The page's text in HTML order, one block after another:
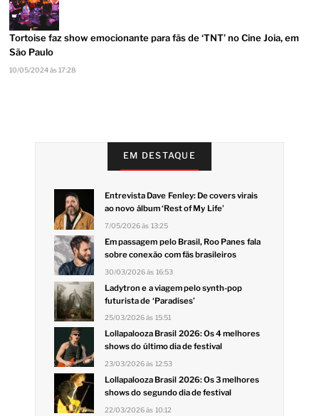
Tortoise faz show emocionante para fãs de ‘TNT’ no Cine Joia, em
São Paulo
10/05/2024 às 17:28
EM DESTAQUE
Entrevista Dave Fenley: De covers virais
ao novo álbum ‘Rest of My Life’
7/05/2026 às 13:25
Em passagem pelo Brasil, Roo Panes fala
sobre conexão com fãs brasileiros
30/03/2026 às 16:53
Ladytron e a viagem pelo synth-pop
futurista de ‘Paradises’
25/03/2026 às 15:51
Lollapalooza Brasil 2026: Os 4 melhores
shows do último dia de festival
23/03/2026 às 12:53
Lollapalooza Brasil 2026: Os 3 melhores
shows do segundo dia de festival
22/03/2026 às 10:12